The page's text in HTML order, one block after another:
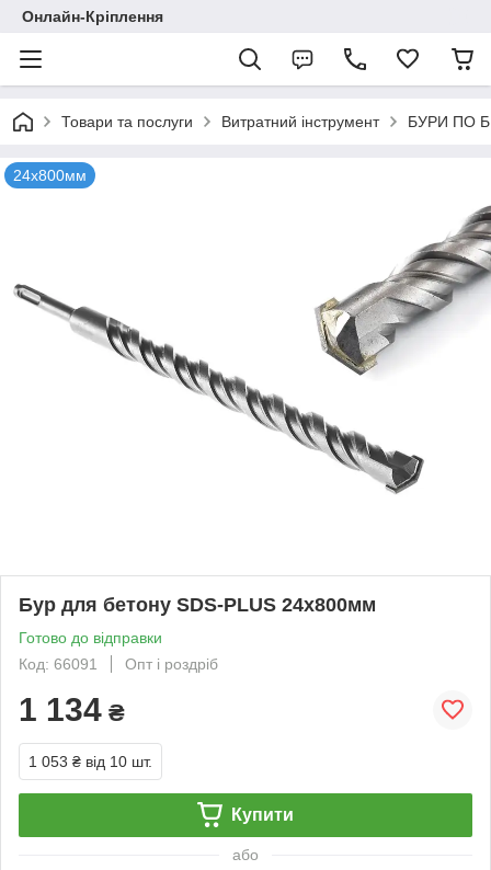
Онлайн-Кріплення
Товари та послуги Витратний інструмент БУРИ ПО
24х800мм
Бур для бетону SDS-PLUS 24х800мм
Готово до відправки
Код: 66091
Опт і роздріб
1 134 ₴
1 053 ₴ від 10 шт.
Купити
або